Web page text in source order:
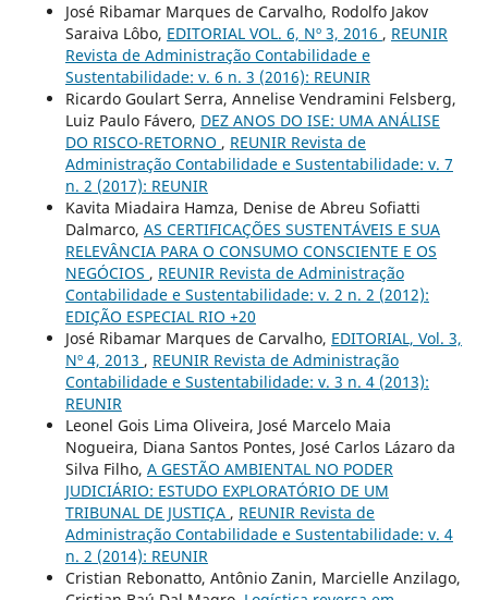
José Ribamar Marques de Carvalho, Rodolfo Jakov
Saraiva Lôbo, EDITORIAL VOL. 6, Nº 3, 2016 , REUNIR
Revista de Administração Contabilidade e
Sustentabilidade: v. 6 n. 3 (2016): REUNIR
Ricardo Goulart Serra, Annelise Vendramini Felsberg,
Luiz Paulo Fávero, DEZ ANOS DO ISE: UMA ANÁLISE
DO RISCO-RETORNO , REUNIR Revista de
Administração Contabilidade e Sustentabilidade: v. 7
n. 2 (2017): REUNIR
Kavita Miadaira Hamza, Denise de Abreu Sofiatti
Dalmarco, AS CERTIFICAÇÕES SUSTENTÁVEIS E SUA
RELEVÂNCIA PARA O CONSUMO CONSCIENTE E OS
NEGÓCIOS , REUNIR Revista de Administração
Contabilidade e Sustentabilidade: v. 2 n. 2 (2012):
EDIÇÃO ESPECIAL RIO +20
José Ribamar Marques de Carvalho, EDITORIAL, Vol. 3,
Nº 4, 2013 , REUNIR Revista de Administração
Contabilidade e Sustentabilidade: v. 3 n. 4 (2013):
REUNIR
Leonel Gois Lima Oliveira, José Marcelo Maia
Nogueira, Diana Santos Pontes, José Carlos Lázaro da
Silva Filho, A GESTÃO AMBIENTAL NO PODER
JUDICIÁRIO: ESTUDO EXPLORATÓRIO DE UM
TRIBUNAL DE JUSTIÇA , REUNIR Revista de
Administração Contabilidade e Sustentabilidade: v. 4
n. 2 (2014): REUNIR
Cristian Rebonatto, Antônio Zanin, Marcielle Anzilago,